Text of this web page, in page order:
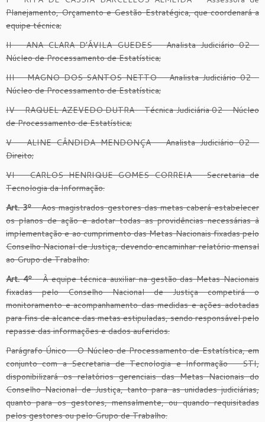
Planejamento, Orçamento e Gestão Estratégica, que coordenará a
equipe técnica;
II – ANA CLARA D’ÁVILA GUEDES – Analista Judiciário 02 –
Núcleo de Processamento de Estatística;
III – MAGNO DOS SANTOS NETTO – Analista Judiciário 02 –
Núcleo de Processamento de Estatística;
IV – RAQUEL AZEVEDO DUTRA – Técnica Judiciária 02 – Núcleo
de Processamento de Estatística;
V – ALINE CÂNDIDA MENDONÇA – Analista Judiciário 02 –
Direito;
VI – CARLOS HENRIQUE GOMES CORREIA – Secretaria de
Tecnologia da Informação.
Art. 3º– Aos magistrados gestores das metas caberá estabelecer
os planos de ação e adotar todas as providências necessárias à
implementação e ao cumprimento das Metas Nacionais fixadas pelo
Conselho Nacional de Justiça, devendo encaminhar relatório mensal
ao Grupo de Trabalho.
Art. 4º– À equipe técnica auxiliar na gestão das Metas Nacionais
fixadas pelo Conselho Nacional de Justiça competirá o
monitoramento e acompanhamento das medidas e ações adotadas
para fins de alcance das metas estipuladas, sendo responsável pelo
repasse das informações e dados auferidos.
Parágrafo Único – O Núcleo de Processamento de Estatística, em
conjunto com a Secretaria de Tecnologia e Informação – STI,
disponibilizará os relatórios gerenciais das Metas Nacionais do
Conselho Nacional de Justiça, tanto para as unidades judiciárias,
quanto para os gestores, mensalmente, ou quando requisitadas
pelos gestores ou pelo Grupo de Trabalho.